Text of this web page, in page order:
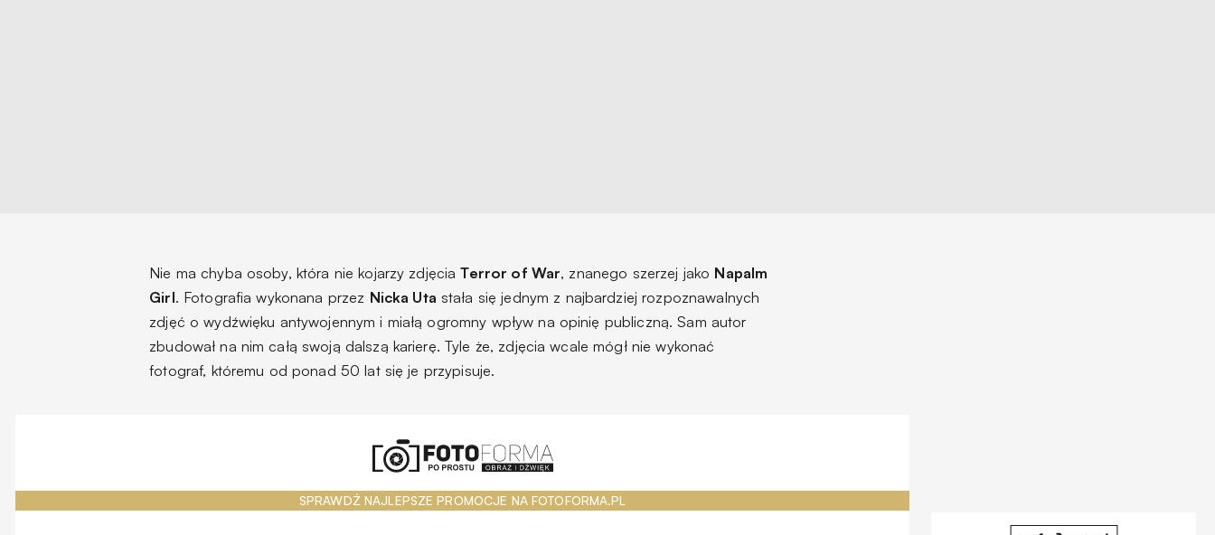
Nie ma chyba osoby, która nie kojarzy zdjęciaTerror of War, znanego szerzej jako Napalm
Girl. Fotografia wykonana przez Nicka Uta stała się jednym z najbardziej rozpoznawalnych
zdjęć o wydźwięku antywojennym i miałą ogromny wpływ na opinię publiczną. Sam autor
zbudował na nim całą swoją dalszą karierę. Tyle że, zdjęcia wcale mógł nie wykonać
fotograf, któremu od ponad 50 lat się je przypisuje.
SPRAWDŹ NAJLEPSZE PROMOCJE NA FOTOFORMA.PL